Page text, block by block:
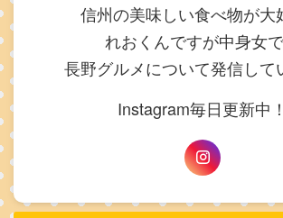
信州の美味しい食べ物が大
れおくんですが中身女
長野グルメについて発信して
Instagram毎日更新中！